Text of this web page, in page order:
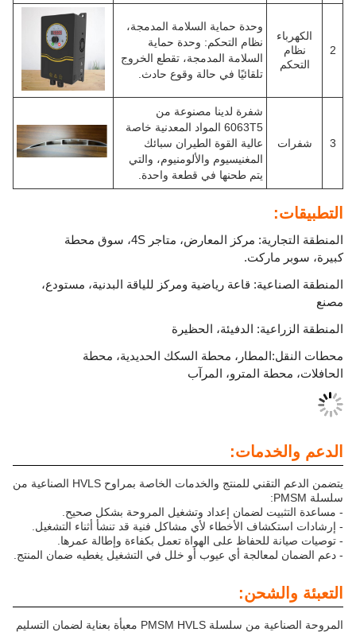
وحدة حماية السلامة المدمجة،
نظام التحكم: وحدة حماية
السلامة المدمجة، تقطع الخروج
تلقائيًا في حالة وقوع حادث.
شفرة لدينا مصنوعة من
6063T5 المواد المعدنية خاصة
عالية القوة الطيران سبائك
المغنيسيوم والألومنيوم، والتي
يتم طحنها في قطعة واحدة.
المنطقة التجارية: مركز المعارض، متاجر 4S، سوق محطة
قاعة رياضية ومركز للياقة البدنية، مستودع،
الدفيئة، الحظيرة
محطة السكك الحديدية، محطة
المترو، المرآب
يتضمن الدعم التقني للمنتج والخدمات الخاصة بمراوح HVLS الصناعية من
لضمان إعداد وتشغيل المروحة بشكل صحيح.
الأخطاء لأي مشاكل فنية قد تنشأ أثناء التشغيل.
على الهواة تعمل بكفاءة وإطالة عمرها.
أي عيوب أو خلل في التشغيل يغطيه ضمان المنتج.
المروحة الصناعية من سلسلة PMSM HVLS معبأة بعناية لضمان التسليم